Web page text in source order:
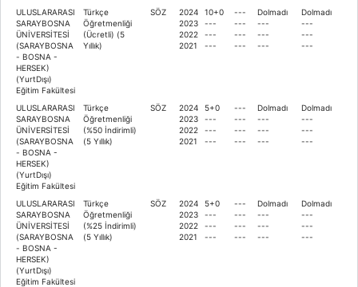
ULUSLARARASI
SARAYBOSNA
ÜNİVERSİTESİ
(SARAYBOSNA
- BOSNA -
HERSEK)
(YurtDışı)
Eğitim Fakültesi
Türkçe
Öğretmenliği
(Ücretli) (5
Yıllık)
SÖZ
2024
2023
2022
2021
10+0
---
---
---
---
---
---
---
Dolmadı
---
---
---
Dolmadı
---
---
---
ULUSLARARASI
SARAYBOSNA
ÜNİVERSİTESİ
(SARAYBOSNA
- BOSNA -
HERSEK)
(YurtDışı)
Eğitim Fakültesi
Türkçe
Öğretmenliği
(%50 İndirimli)
(5 Yıllık)
SÖZ
2024
2023
2022
2021
5+0
---
---
---
---
---
---
---
Dolmadı
---
---
---
Dolmadı
---
---
---
ULUSLARARASI
SARAYBOSNA
ÜNİVERSİTESİ
(SARAYBOSNA
- BOSNA -
HERSEK)
(YurtDışı)
Eğitim Fakültesi
Türkçe
Öğretmenliği
(%25 İndirimli)
(5 Yıllık)
SÖZ
2024
2023
2022
2021
5+0
---
---
---
---
---
---
---
Dolmadı
---
---
---
Dolmadı
---
---
---